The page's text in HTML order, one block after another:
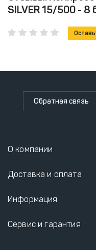
SILVER 15/500 - 8
Обратная связь
О компании
Доставка и оплата
Информация
Сервис и гарантия